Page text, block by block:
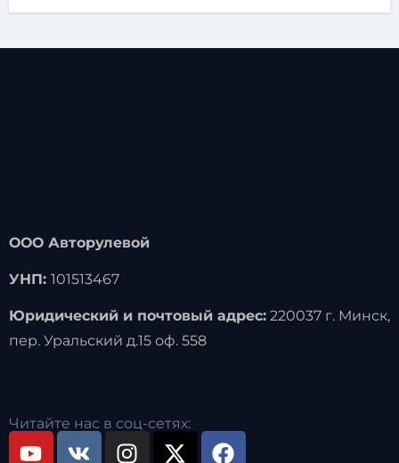
ООО Авторулевой
УНП: 101513467
Юридический и почтовый адрес:220037 г. Минск,
пер. Уральский д.15 оф. 558
Читайте нас в соц-сетях: